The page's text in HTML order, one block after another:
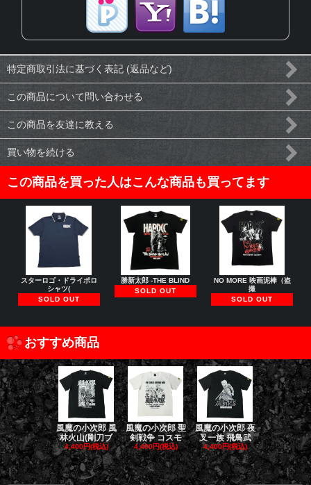
特定商取引法に基づく表記 (返品など)
この商品について問い合わせる
この商品を友達に教える
買い物を続ける
この商品を買った人はこんな商品も買ってます
スターロゴ・ドライポロ
シャツ(
SOLD OUT
勝新太郎 -THE BLIND
SOLD OUT
NO MORE 映画泥棒（盗
撮
SOLD OUT
おすすめ商品
風魔の小次郎 風
林火山(剛刀ブ
4,400円(税込)
風魔の小次郎 聖
剣戦争 コスモ
4,400円(税込)
風魔の小次郎 夜
叉一族 飛鳥武
4,400円(税込)
風魔の小次
魔一族 竜
4,400円(税